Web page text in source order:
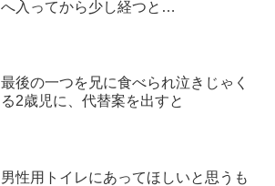
へ入ってから少し経つと…
最後の一つを兄に食べられ泣きじゃく
る2歳児に、代替案を出すと
男性用トイレにあってほしいと思うも